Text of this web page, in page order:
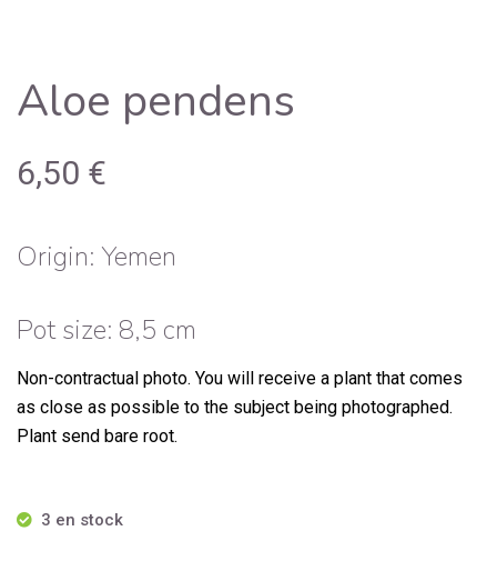
Aloe pendens
6,50 €
Origin: Yemen
Pot size: 8,5 cm
Non-contractual photo. You will receive a plant that comes
as close as possible to the subject being photographed.
Plant send bare root.
3 en stock